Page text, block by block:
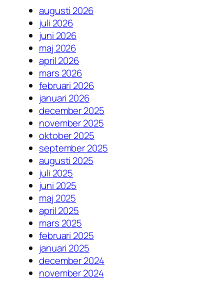
augusti 2026
juli 2026
juni 2026
maj 2026
april 2026
mars 2026
februari 2026
januari 2026
december 2025
november 2025
oktober 2025
september 2025
augusti 2025
juli 2025
juni 2025
maj 2025
april 2025
mars 2025
februari 2025
januari 2025
december 2024
november 2024